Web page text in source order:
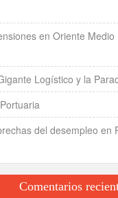
en Oriente
Logístico y la
del desempleo en
Comentarios